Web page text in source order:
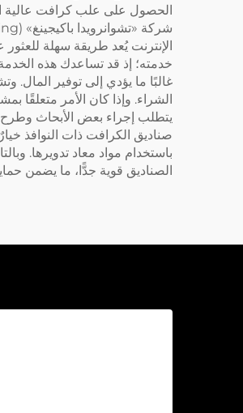
الحصول على علب كرافت عالية
الإنترنت يُعد طريقة سهلة للعثور
خدمته؛ إذ قد تساعدك هذه
غالبًا ما يؤدي إلى توفير المال.
الشراء. وإذا كان الأمر متعلقًا
يتطلب إجراء بعض الأبحاث
صناديق الكرافت ذات النوافذ
باستخدام مواد معاد تدويرها.
الصناديق قوية جدًّا، ما يضمن